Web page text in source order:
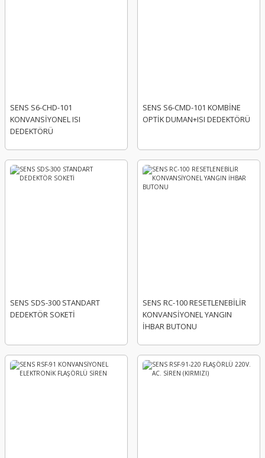
SENS S6-CHD-101
KONVANSİYONEL ISI
DEDEKTÖRÜ
SENS S6-CMD-101 KOMBİNE
OPTİK DUMAN+ISI DEDEKTÖRÜ
SENS SDS-300 STANDART
DEDEKTÖR SOKETİ
SENS RC-100 RESETLENEBİLİR
KONVANSİYONEL YANGIN
İHBAR BUTONU